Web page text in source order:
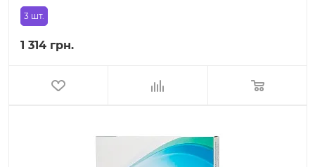
3 шт.
1 314 грн.